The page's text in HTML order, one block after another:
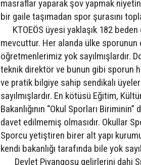
masraflar yaparak şov yapmak
bir gaile taşımadan spor şurasını
KTOEÖS üyesi yaklaşık 182
mevcuttur. Her alanda ülke sporunun
öğretmenlerimiz yok sayılmışlardır.
teknik direktör ve bunun gibi sporun
ve pratik bilgiye sahip sendikalı
sayılmışlardır. En kötüsü Eğitim,
Bakanlığının “Okul Sporları
davet edilmemiş olmasıdır. Okullar
Sporcu yetiştiren birer alt yapı
kendi bakanlığı tarafında bile yok
Devlet Piyangosu gelirlerini dahi